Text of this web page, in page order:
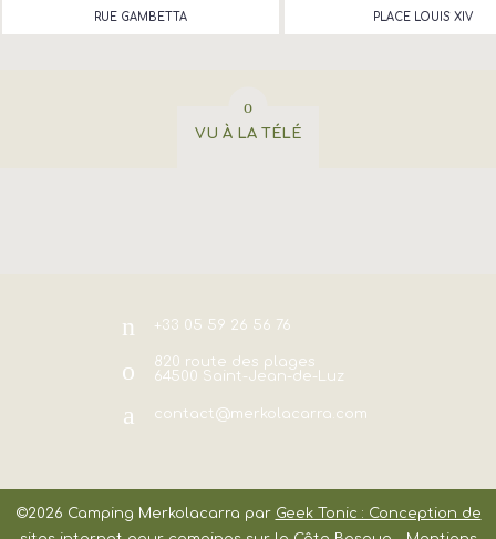
RUE GAMBETTA PLACE LOUIS XIV
VU À LA TÉLÉ
+33 05 59 26 56 76
820 route des plages
64500 Saint-Jean-de-Luz
contact@merkolacarra.com
©2026 Camping Merkolacarra par Geek Tonic : Conception de